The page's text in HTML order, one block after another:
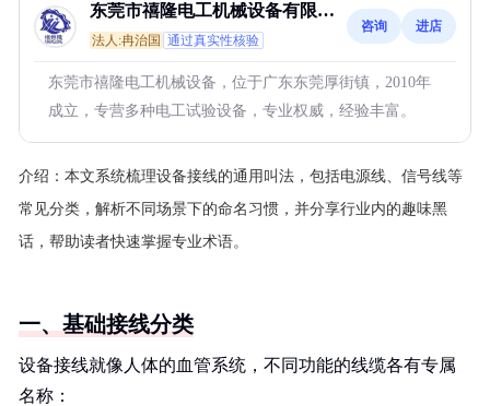
东莞市禧隆电工机械设备有限公
司
法人:冉治国 通过真实性核验
咨询 进店
东莞市禧隆电工机械设备，位于广东东莞厚街镇，2010年
成立，专营多种电工试验设备，专业权威，经验丰富。
介绍： 本文系统梳理设备接线的通用叫法，包括电源线、信号线等
常见分类，解析不同场景下的命名习惯，并分享行业内的趣味黑
话，帮助读者快速掌握专业术语。
一、基础接线分类
设备接线就像人体的血管系统，不同功能的线缆各有专属
名称：